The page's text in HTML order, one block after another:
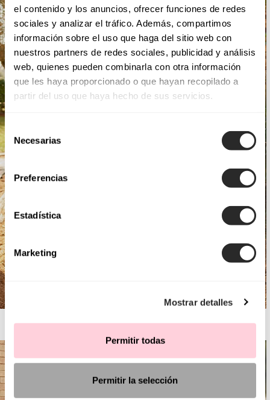
el contenido y los anuncios, ofrecer funciones de redes
sociales y analizar el tráfico. Además, compartimos
información sobre el uso que haga del sitio web con
nuestros partners de redes sociales, publicidad y análisis
web, quienes pueden combinarla con otra información
que les haya proporcionado o que hayan recopilado a
partir del uso que haya hecho de sus servicios.
Selección
de
consentimiento
Necesarias
Preferencias
Estadística
Marketing
Mostrar detalles
Permitir todas
Permitir la selección